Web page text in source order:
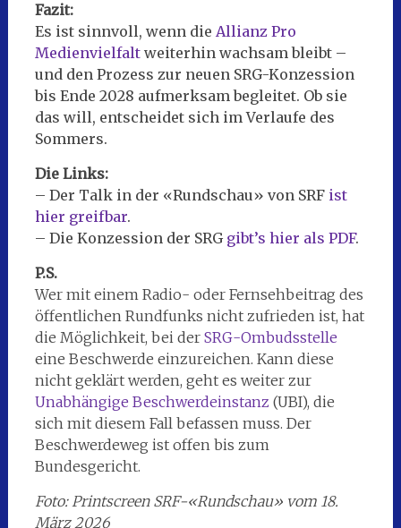
Fazit:
Es ist sinnvoll, wenn die Allianz Pro
Medienvielfaltweiterhin wachsam bleibt –
und den Prozess zur neuen SRG-Konzession
bis Ende 2028 aufmerksam begleitet. Ob sie
das will, entscheidet sich im Verlaufe des
Sommers.
Die Links:
– Der Talk in der «Rundschau» von SRF ist
hier greifbar.
– Die Konzession der SRG gibt’s hier als PDF.
P.S.
Wer mit einem Radio- oder Fernsehbeitrag des
öffentlichen Rundfunks nicht zufrieden ist, hat
die Möglichkeit, bei der SRG-Ombudsstelle
eine Beschwerde einzureichen. Kann diese
nicht geklärt werden, geht es weiter zur
Unabhängige Beschwerdeinstanz (UBI), die
sich mit diesem Fall befassen muss. Der
Beschwerdeweg ist offen bis zum
Bundesgericht.
Foto: Printscreen SRF-«Rundschau» vom 18.
März 2026